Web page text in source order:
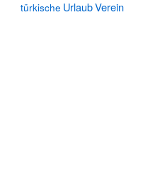
türkische UrlaubVerein